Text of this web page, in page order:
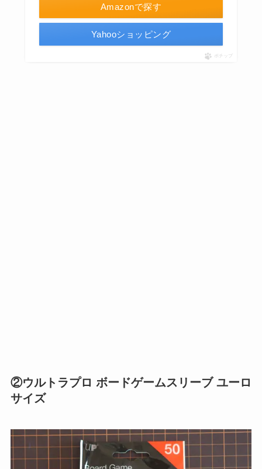
Amazonで探す
Yahooショッピング
ポチップ
②ウルトラプロ ボードゲームスリーブ ユーロ
サイズ